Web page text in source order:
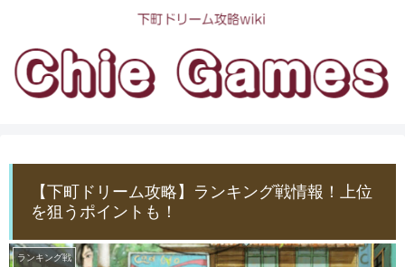
【下町ドリーム攻略】ランキング戦情報！上位
を狙うポイントも！
ランキング戦